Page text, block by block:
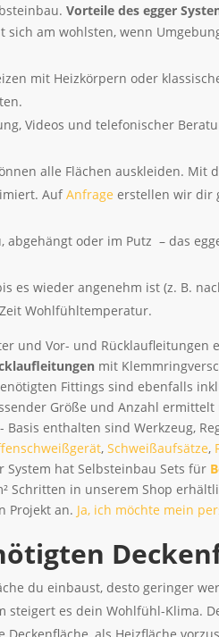
Vorteile des egger
sich am wohlsten, wenn
mit Heizkörpern oder
Videos und telefonischer
alle Flächen auskleiden. Mit
AufAnfrage erstellen wir dir
abgehängt oder im Putz – das
es wieder angenehm ist (z. B.
Wohlfühltemperatur.
und Vor- und Rücklaufleitungen
mit
Fittings sind ebenfalls
Größe und Anzahl
enthalten sind Werkzeug,
,Schweißaufsätze,
hat Selbsteinbau Sets für
Schritten in unserem Shop
Projekt an. Ja, ich möchte mein
du einbaust, desto geringer
steigert es dein Wohlfühl-Klima.